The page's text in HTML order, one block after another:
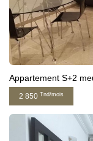
Appartement S+2
2 850 Tnd/mois